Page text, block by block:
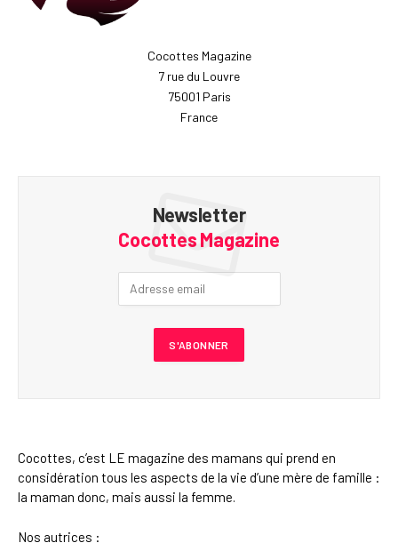
Cocottes Magazine
7 rue du Louvre
75001 Paris
France
Newsletter
Cocottes Magazine
Cocottes, c’est LE magazine des mamans qui prend en
considération tous les aspects de la vie d’une mère de famille :
la maman donc, mais aussi la femme.
Nos autrices :